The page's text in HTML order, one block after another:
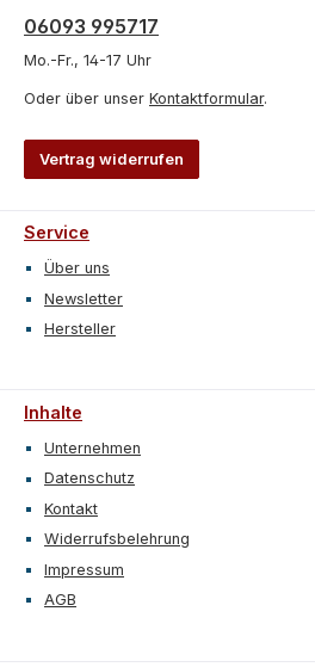
06093 995717
Mo.-Fr., 14-17 Uhr
Oder über unser Kontaktformular.
Vertrag widerrufen
Service
Über uns
Newsletter
Hersteller
Inhalte
Unternehmen
Datenschutz
Kontakt
Widerrufsbelehrung
Impressum
AGB